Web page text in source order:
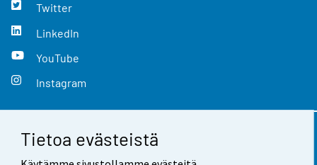
Tietoa evästeistä
Twitter
LinkedIn
YouTube
Instagram
Yhteystiedot